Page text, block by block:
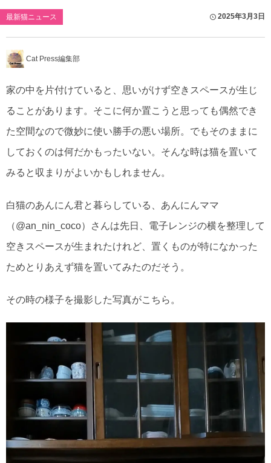
最新猫ニュース 2025年3月3日
Cat Press編集部
家の中を片付けていると、思いがけず空きスペースが生じ
ることがあります。そこに何か置こうと思っても偶然でき
た空間なので微妙に使い勝手の悪い場所。でもそのままに
しておくのは何だかもったいない。そんな時は猫を置いて
みると収まりがよいかもしれません。
白猫のあんにん君と暮らしている、あんにんママ
（@an_nin_coco）さんは先日、電子レンジの横を整理して
空きスペースが生まれたけれど、置くものが特になかった
ためとりあえず猫を置いてみたのだそう。
その時の様子を撮影した写真がこちら。